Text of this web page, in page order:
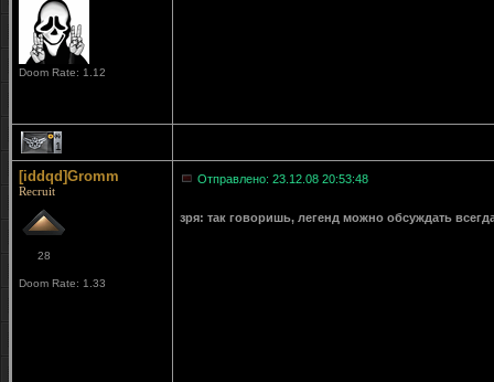
Doom Rate: 1.12
1
[iddqd]Gromm
Recruit
28
Doom Rate: 1.33
Отправлено: 23.12.08 20:53:48
зря: так говоришь, легенд можно обсуждать